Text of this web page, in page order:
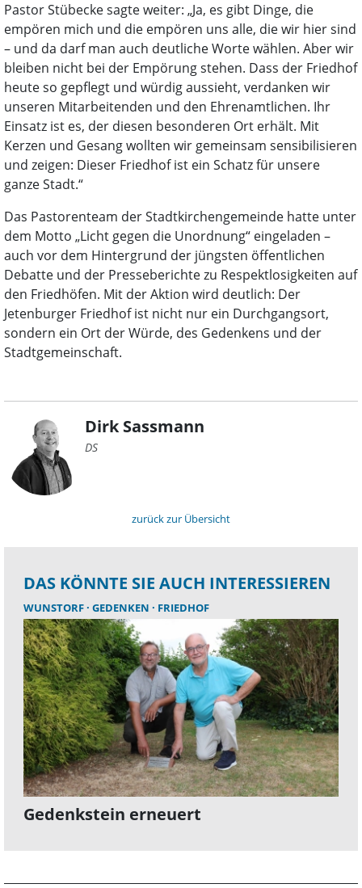
Pastor Stübecke sagte weiter: „Ja, es gibt Dinge, die
empören mich und die empören uns alle, die wir hier sind
– und da darf man auch deutliche Worte wählen. Aber wir
bleiben nicht bei der Empörung stehen. Dass der Friedhof
heute so gepflegt und würdig aussieht, verdanken wir
unseren Mitarbeitenden und den Ehrenamtlichen. Ihr
Einsatz ist es, der diesen besonderen Ort erhält. Mit
Kerzen und Gesang wollten wir gemeinsam sensibilisieren
und zeigen: Dieser Friedhof ist ein Schatz für unsere
ganze Stadt.“
Das Pastorenteam der Stadtkirchengemeinde hatte unter
dem Motto „Licht gegen die Unordnung“ eingeladen –
auch vor dem Hintergrund der jüngsten öffentlichen
Debatte und der Presseberichte zu Respektlosigkeiten auf
den Friedhöfen. Mit der Aktion wird deutlich: Der
Jetenburger Friedhof ist nicht nur ein Durchgangsort,
sondern ein Ort der Würde, des Gedenkens und der
Stadtgemeinschaft.
Dirk Sassmann
DS
zurück zur Übersicht
DAS KÖNNTE SIE AUCH INTERESSIEREN
WUNSTORF GEDENKEN FRIEDHOF
Gedenkstein erneuert